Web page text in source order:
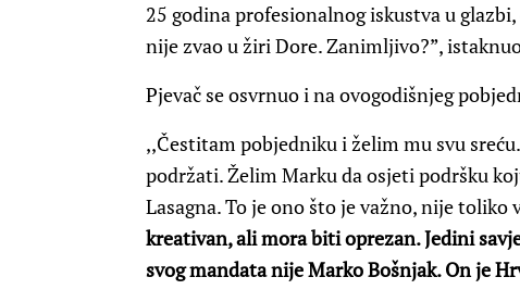
25 godina profesionalnog iskustva u
nije zvao u žiri Dore. Zanimljivo?”,
Pjevač se osvrnuo i na ovogodišnjeg
,,Čestitam pobjedniku i želim mu svu
podržati. Želim Marku da osjeti podršku
Lasagna. To je ono što je važno, nije toliko
kreativan, ali mora biti oprezan. Jedini
svog mandata nije Marko Bošnjak. On je